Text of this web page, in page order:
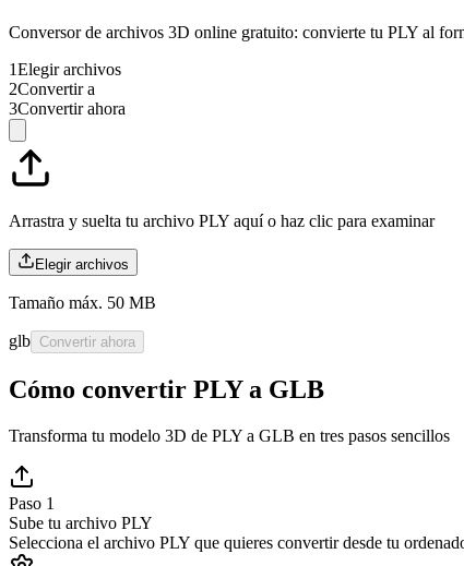
Conversor de archivos 3D online gratuito: convierte tu PLY al
1Elegir archivos
2Convertir a
3Convertir ahora
Arrastra y suelta tu archivo PLY aquí o haz clic para examinar
Elegir archivos
Tamaño máx. 50 MB
glb Convertir ahora
Cómo convertir PLY a GLB
Transforma tu modelo 3D de PLY a GLB en tres pasos sencillos
Paso 1
Sube tu archivo PLY
Selecciona el archivo PLY que quieres convertir desde tu